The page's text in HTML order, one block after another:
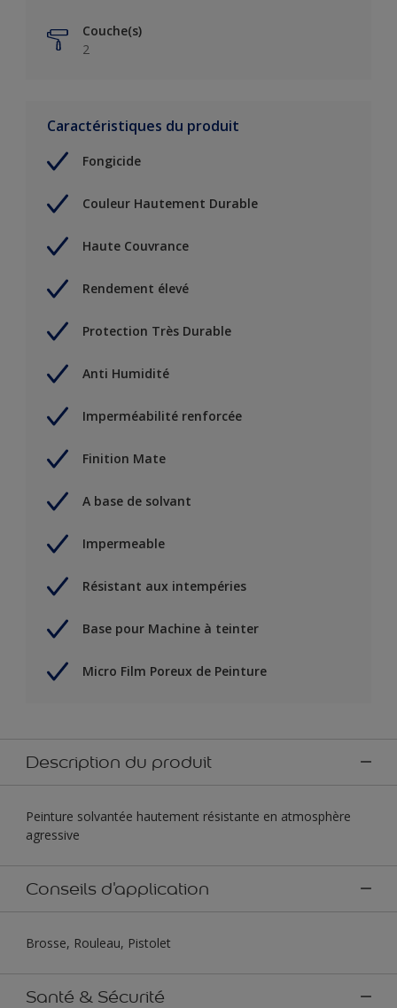
Couche(s)
2
Caractéristiques du produit
Fongicide
Couleur Hautement Durable
Haute Couvrance
Rendement élevé
Protection Très Durable
Anti Humidité
Imperméabilité renforcée
Finition Mate
A base de solvant
Impermeable
Résistant aux intempéries
Base pour Machine à teinter
Micro Film Poreux de Peinture
Description du produit
Peinture solvantée hautement résistante en atmosphère
agressive
Conseils d'application
Brosse, Rouleau, Pistolet
Santé & Sécurité